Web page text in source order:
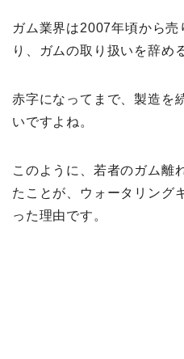
ガム業界は2007年頃から
り、ガムの取り扱いを辞め
赤字になってまで、製造を
いですよね。
このように、若者のガム離
たことが、ウォータリング
った理由です。